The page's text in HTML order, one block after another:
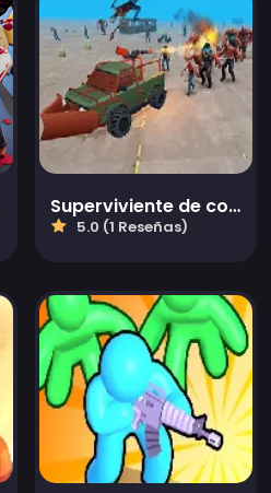
Superviviente de conducción zombi
5.0 (1 Reseñas)